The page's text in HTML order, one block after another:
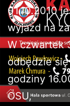
01.10.2010
wyjazd na
W czwartek
odbędzie
godziny
OSU,